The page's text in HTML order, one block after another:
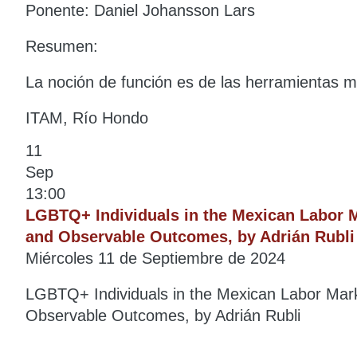
Ponente: Daniel Johansson Lars
Resumen:
La noción de función es de las herramientas
ITAM, Río Hondo
11
Sep
13:00
LGBTQ+ Individuals in the Mexican Labor
and Observable Outcomes, by Adrián Rubli
Miércoles 11 de Septiembre de 2024
LGBTQ+ Individuals in the Mexican Labor
Observable Outcomes, by Adrián Rubli